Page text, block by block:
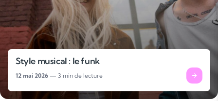
Style musical : le funk
12 mai 2026 — 3 min de lecture